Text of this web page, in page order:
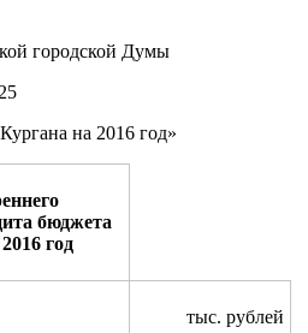
городской Думы
на 2016 год»
бюджета
год
тыс. рублей